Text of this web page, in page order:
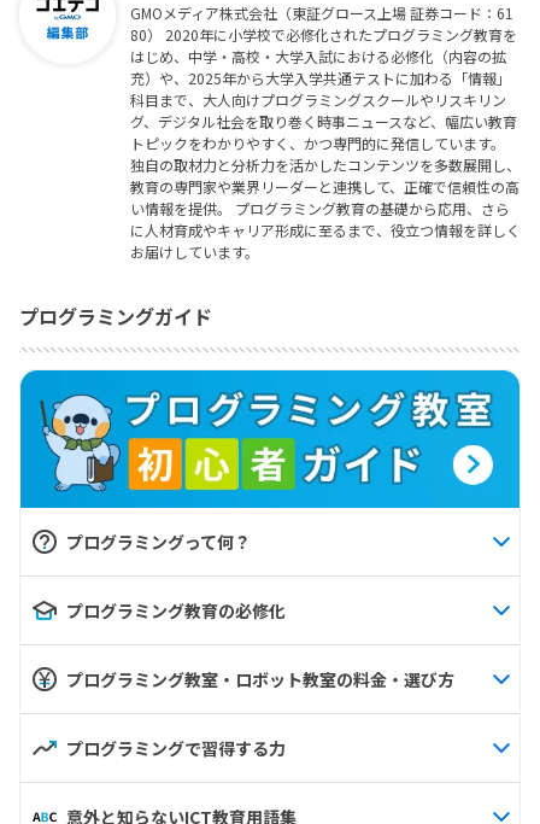
GMOメディア株式会社（東証グロース上場 証券コード：61
80） 2020年に小学校で必修化されたプログラミング教育を
はじめ、中学・高校・大学入試における必修化（内容の拡
充）や、2025年から大学入学共通テストに加わる「情報」
科目まで、大人向けプログラミングスクールやリスキリン
グ、デジタル社会を取り巻く時事ニュースなど、幅広い教育
トピックをわかりやすく、かつ専門的に発信しています。
独自の取材力と分析力を活かしたコンテンツを多数展開し、
教育の専門家や業界リーダーと連携して、正確で信頼性の高
い情報を提供。 プログラミング教育の基礎から応用、さら
に人材育成やキャリア形成に至るまで、役立つ情報を詳しく
お届けしています。
プログラミングガイド
プログラミングって何？
プログラミング教育の必修化
プログラミング教室・ロボット教室の料金・選び方
プログラミングで習得する力
意外と知らないICT教育用語集